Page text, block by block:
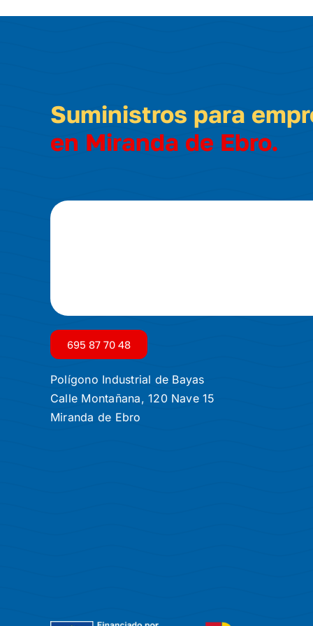
Suministros para
en Miranda de Ebro.
695 87 70 48
Polígono Industrial de Bayas
Calle Montañana, 120 Nave 15
Miranda de Ebro